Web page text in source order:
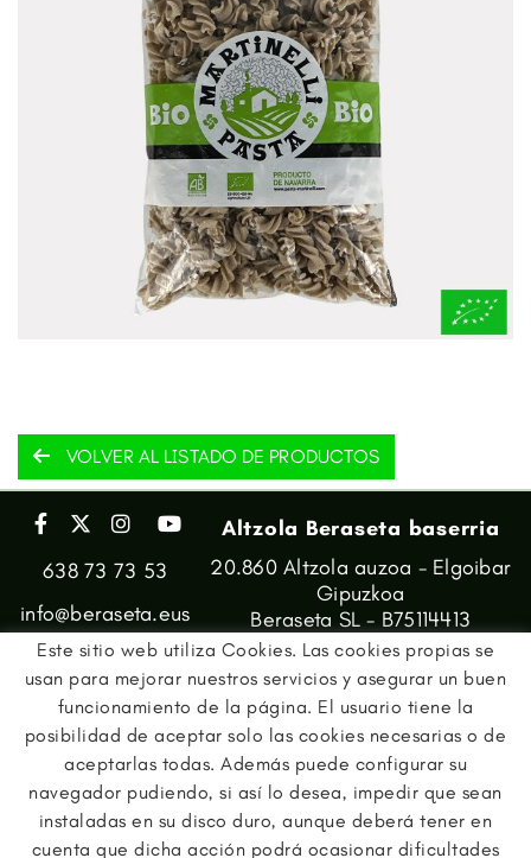
VOLVER AL LISTADO DE PRODUCTOS
638 73 73 53
info@beraseta.eus
Altzola Beraseta baserria
20.860 Altzola auzoa - Elgoibar
Gipuzkoa
Beraseta SL - B75114413
Este sitio web utiliza Cookies. Las cookies propias se
usan para mejorar nuestros servicios y asegurar un buen
funcionamiento de la página. El usuario tiene la
posibilidad de aceptar solo las cookies necesarias o de
aceptarlas todas. Además puede configurar su
navegador pudiendo, si así lo desea, impedir que sean
instaladas en su disco duro, aunque deberá tener en
cuenta que dicha acción podrá ocasionar dificultades